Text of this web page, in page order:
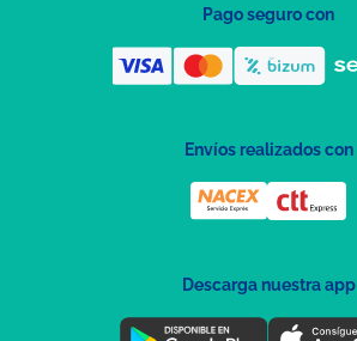
Pago seguro con
Envíos realizados con
Descarga nuestra app